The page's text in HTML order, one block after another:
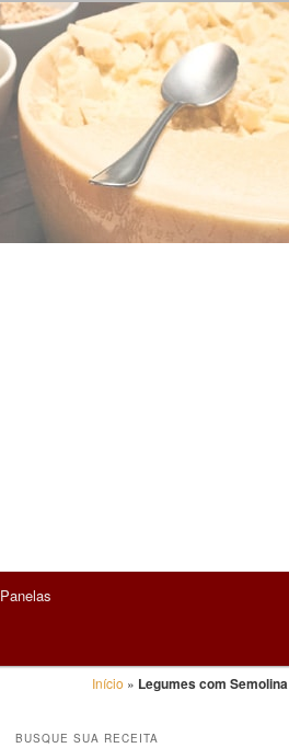
Panelas
Início » Legumes com Semolina
BUSQUE SUA RECEITA